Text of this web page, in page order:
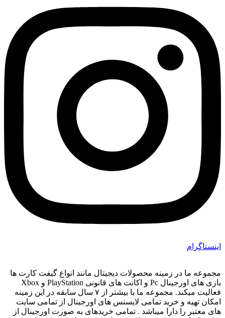
اینستاگرام
مجموعه ما در زمینه محصولات دیجیتال مانند انواع گیفت کارت ها
بازی های اورجینال Pc و اکانت های قانونی PlayStation و Xbox
فعالیت میکند. مجموعه ما با بیشتر از ۷ سال سابقه در این زمینه
امکان تهیه و خرید تمامی لایسنس های اورجینال از تمامی سایت
های معتبر را دارا میباشد . تمامی خریدهای به صورت اورجینال از